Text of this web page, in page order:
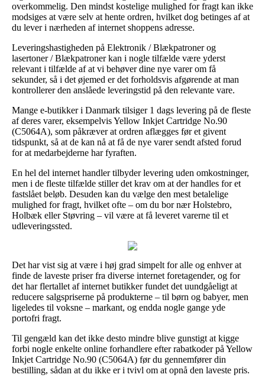
overkommelig. Den mindst kostelige mulighed for fragt kan ikke
modsiges at være selv at hente ordren, hvilket dog betinges af at
du lever i nærheden af internet shoppens adresse.
Leveringshastigheden på Elektronik / Blækpatroner og
lasertoner / Blækpatroner kan i nogle tilfælde være yderst
relevant i tilfælde af at vi behøver dine nye varer om få
sekunder, så i det øjemed er det forholdsvis afgørende at man
kontrollerer den anslåede leveringstid på den relevante vare.
Mange e-butikker i Danmark tilsiger 1 dags levering på de fleste
af deres varer, eksempelvis Yellow Inkjet Cartridge No.90
(C5064A), som påkræver at ordren aflægges før et givent
tidspunkt, så at de kan nå at få de nye varer sendt afsted forud
for at medarbejderne har fyraften.
En hel del internet handler tilbyder levering uden omkostninger,
men i de fleste tilfælde stiller det krav om at der handles for et
fastslået beløb. Desuden kan du vælge den mest betalelige
mulighed for fragt, hvilket ofte – om du bor nær Holstebro,
Holbæk eller Støvring – vil være at få leveret varerne til et
udleveringssted.
Det har vist sig at være i høj grad simpelt for alle og enhver at
finde de laveste priser fra diverse internet foretagender, og for
det har flertallet af internet butikker fundet det uundgåeligt at
reducere salgspriserne på produkterne – til børn og babyer, men
ligeledes til voksne – markant, og endda nogle gange yde
portofri fragt.
Til gengæld kan det ikke desto mindre blive gunstigt at kigge
forbi nogle enkelte online forhandlere efter rabatkoder på Yellow
Inkjet Cartridge No.90 (C5064A) før du gennemfører din
bestilling, sådan at du ikke er i tvivl om at opnå den laveste pris.